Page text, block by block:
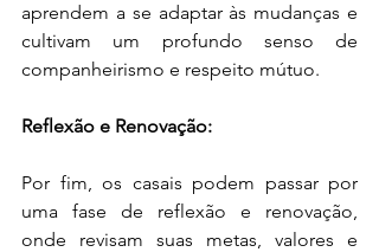
aprendem a se adaptar às mudanças e
cultivam um profundo senso de
companheirismo e respeito mútuo.
Reflexão e Renovação:
Por fim, os casais podem passar por
uma fase de reflexão e renovação,
onde revisam suas metas, valores e